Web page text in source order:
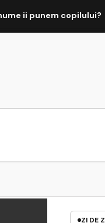
ii punem copilului?
ZI DE